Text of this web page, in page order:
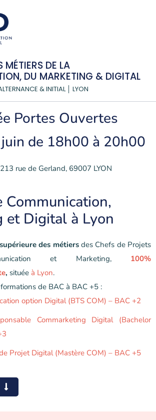
MÉTIERS DE LA
DU MARKETING & DIGITAL
& INITIAL │ LYON
Portes Ouvertes
de 18h00 à 20h00
rue de Gerland, 69007 LYON
Communication,
et Digital à Lyon
des métiersdes Chefs de Projets
et Marketing, 100%
, située à Lyon.
de BAC à BAC +5 :
option Digital (BTS COM) – BAC +2
Commarketing Digital (Bachelor
Projet Digital (Mastère COM) – BAC +5